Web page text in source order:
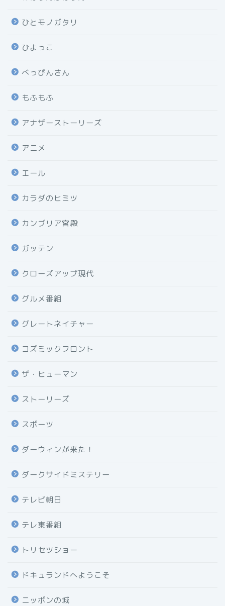
ひとモノガタリ
ひよっこ
べっぴんさん
もふもふ
アナザーストーリーズ
アニメ
エール
カラダのヒミツ
カンブリア宮殿
ガッテン
クローズアップ現代
グルメ番組
グレートネイチャー
コズミックフロント
ザ・ヒューマン
ストーリーズ
スポーツ
ダーウィンが来た！
ダークサイドミステリー
テレビ朝日
テレ東番組
トリセツショー
ドキュランドへようこそ
ニッポンの城